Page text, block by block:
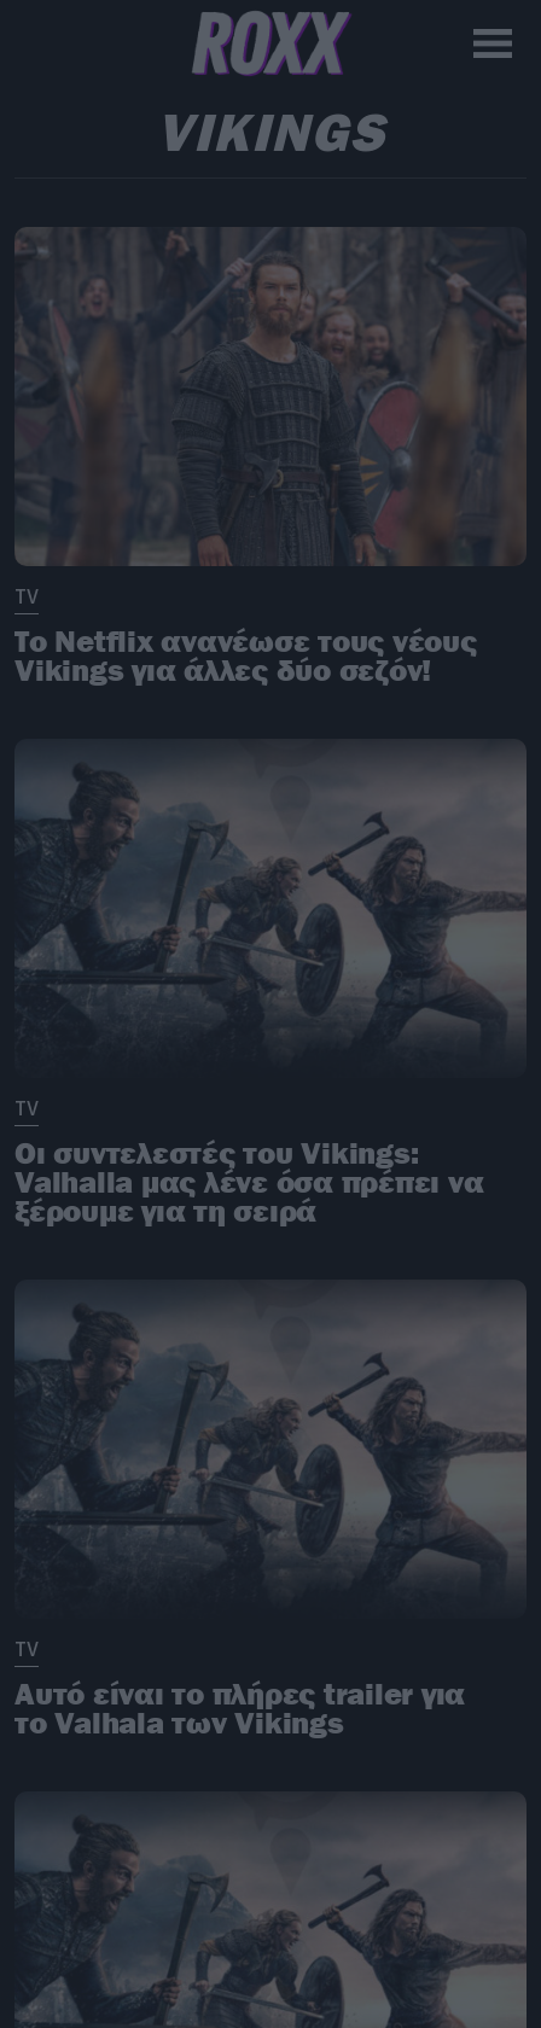
VIKINGS
TV
Το Netflix ανανέωσε τους νέους
Vikings για άλλες δύο σεζόν!
TV
Οι συντελεστές του Vikings:
Valhalla μας λένε όσα πρέπει να
ξέρουμε για τη σειρά
TV
Αυτό είναι το πλήρες trailer για
το Valhala των Vikings